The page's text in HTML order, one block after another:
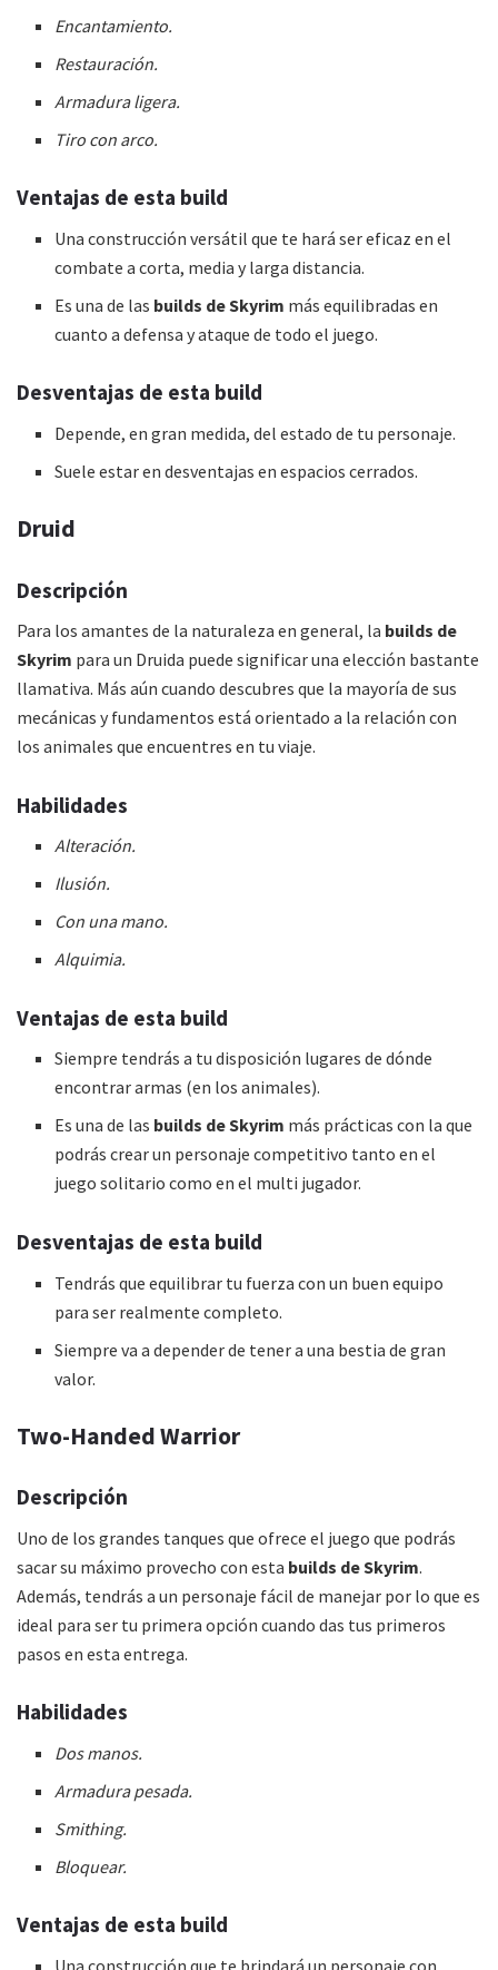
Encantamiento.
Restauración.
Armadura ligera.
Tiro con arco.
Ventajas de esta build
Una construcción versátil que te hará ser eficaz en el
combate a corta, media y larga distancia.
Es una de las builds de Skyrim más equilibradas en
cuanto a defensa y ataque de todo el juego.
Desventajas de esta build
Depende, en gran medida, del estado de tu personaje.
Suele estar en desventajas en espacios cerrados.
Druid
Descripción
Para los amantes de la naturaleza en general, la builds de
Skyrim para un Druida puede significar una elección bastante
llamativa. Más aún cuando descubres que la mayoría de sus
mecánicas y fundamentos está orientado a la relación con
los animales que encuentres en tu viaje.
Habilidades
Alteración.
Ilusión.
Con una mano.
Alquimia.
Ventajas de esta build
Siempre tendrás a tu disposición lugares de dónde
encontrar armas (en los animales).
Es una de las builds de Skyrim más prácticas con la que
podrás crear un personaje competitivo tanto en el
juego solitario como en el multi jugador.
Desventajas de esta build
Tendrás que equilibrar tu fuerza con un buen equipo
para ser realmente completo.
Siempre va a depender de tener a una bestia de gran
valor.
Two-Handed Warrior
Descripción
Uno de los grandes tanques que ofrece el juego que podrás
sacar su máximo provecho con esta builds de Skyrim.
Además, tendrás a un personaje fácil de manejar por lo que es
ideal para ser tu primera opción cuando das tus primeros
pasos en esta entrega.
Habilidades
Dos manos.
Armadura pesada.
Smithing.
Bloquear.
Ventajas de esta build
Una construcción que te brindará un personaje con